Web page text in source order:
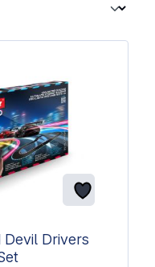
Drivers